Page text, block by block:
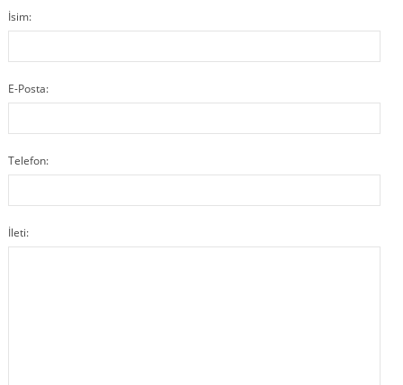
İsim:
E-Posta:
Telefon:
İleti: